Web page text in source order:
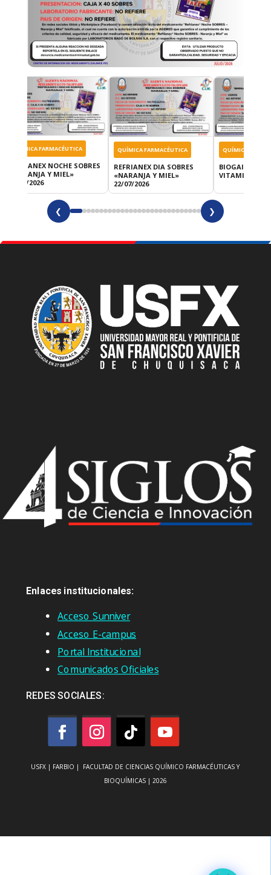
QUÍMICA FARMACÉUTICA
REFRIANEX NOCHE SOBRES
«NARANJA Y MIEL»
22/07/2026
QUÍMICA FARMACÉUTICA
REFRIANEX DIA SOBRES
«NARANJA Y MIEL»
22/07/2026
QUÍMICA
BIOGAIA
VITAMINA D
❮ ❯
Enlaces institucionales:
Acceso Sunniver
Acceso E-campus
Portal Institucional
Comunicados Oficiales
REDES SOCIALES:
USFX | FARBIO | FACULTAD DE CIENCIAS QUÍMICO FARMACÉUTICAS Y
BIOQUÍMICAS | 2026